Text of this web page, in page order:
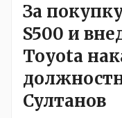
За
S500 и
Toyota
Султанов